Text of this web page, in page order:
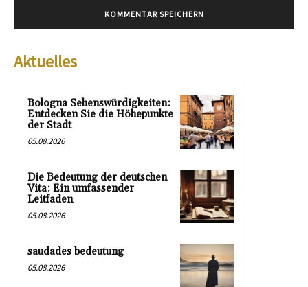
Aktuelles
Bologna Sehenswürdigkeiten:
Entdecken Sie die Höhepunkte
der Stadt
05.08.2026
Die Bedeutung der deutschen
Vita: Ein umfassender
Leitfaden
05.08.2026
saudades bedeutung
05.08.2026